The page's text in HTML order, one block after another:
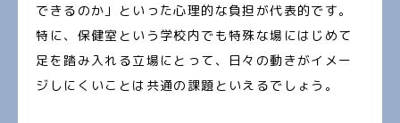
できるのか」といった心理的な負担が代表的です。
特に、保健室という学校内でも特殊な場にはじめて
足を踏み入れる立場にとって、日々の動きがイメー
ジしにくいことは共通の課題といえるでしょう。